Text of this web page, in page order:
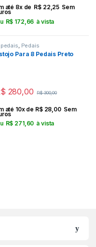
até 8x de R$22,25 Sem
R$ 172,66 à vista
Pedais
Para 8 Pedais Preto
280,00 R$300,00
até 10x de R$28,00 Sem
R$ 271,60 à vista